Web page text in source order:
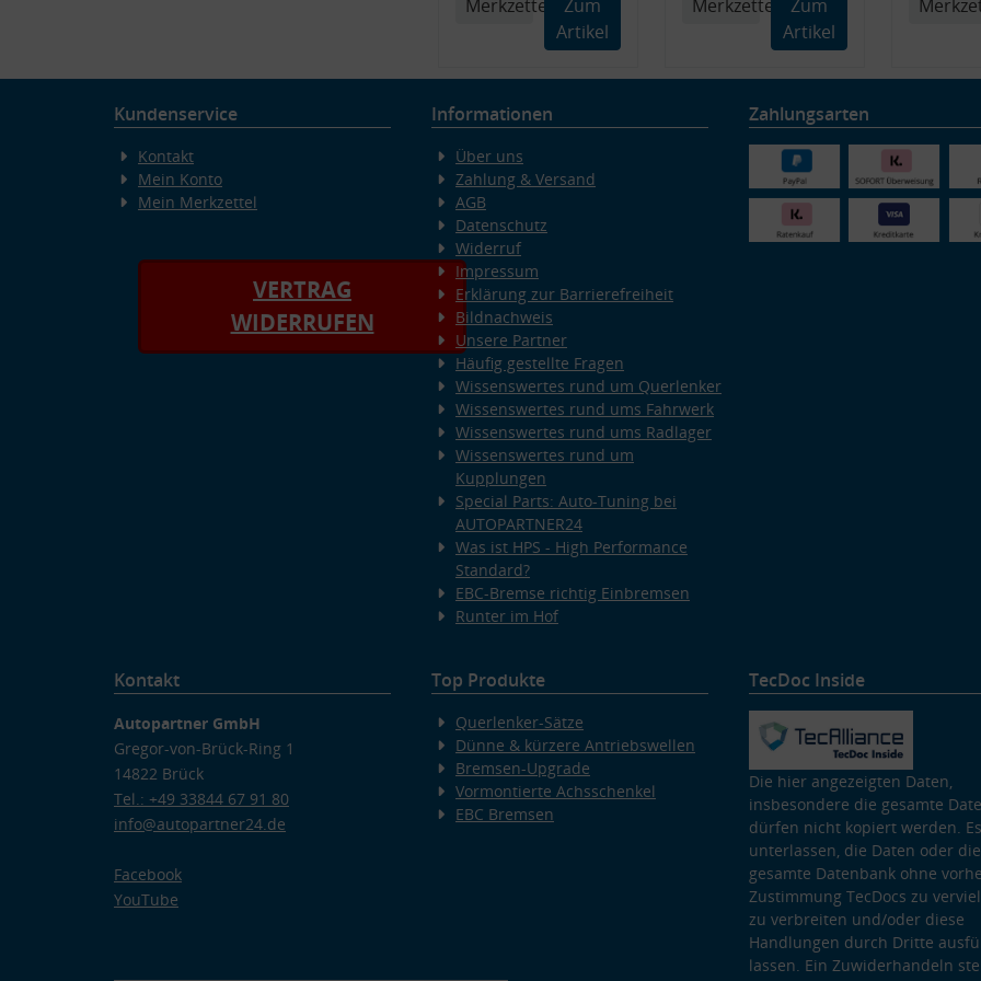
Merkzettel
Zum
Artikel
Merkzettel
Zum
Artikel
Kundenservice
Kontakt
Mein Konto
Mein Merkzettel
VERTRAG
WIDERRUFEN
Informationen
Über uns
Zahlung & Versand
AGB
Datenschutz
Widerruf
Impressum
Erklärung zur Barrierefreiheit
Bildnachweis
Unsere Partner
Häufig gestellte Fragen
Wissenswertes rund um Querlenker
Wissenswertes rund ums Fahrwerk
Wissenswertes rund ums Radlager
Wissenswertes rund um
Kupplungen
Special Parts: Auto-Tuning bei
AUTOPARTNER24
Was ist HPS - High Performance
Standard?
EBC-Bremse richtig Einbremsen
Runter im Hof
Zahlungsarten
Kontakt
Autopartner GmbH
Gregor-von-Brück-Ring 1
14822 Brück
Tel.: +49 33844 67 91 80
info@autopartner24.de
Facebook
YouTube
Top Produkte
Querlenker-Sätze
Dünne & kürzere Antriebswellen
Bremsen-Upgrade
Vormontierte Achsschenkel
EBC Bremsen
TecDoc Inside
Die hier angezeigten Daten,
insbesondere die gesamte
dürfen nicht kopiert werden.
unterlassen, die Daten oder die
gesamte Datenbank ohne
Zustimmung TecDocs zu
zu verbreiten und/oder diese
Handlungen durch Dritte
lassen. Ein Zuwiderhandeln